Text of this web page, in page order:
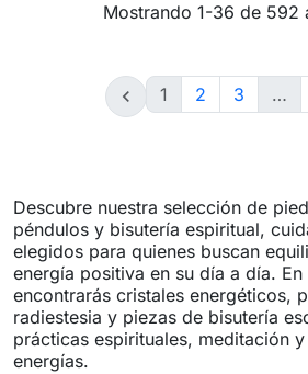
Mostrando 1-36 de 592
 1 2 3 …
Descubre nuestra selección de
péndulos y bisutería espiritual,
elegidos para quienes buscan
energía positiva en su día a día.
encontrarás cristales energéticos,
radiestesia y piezas de bisutería
prácticas espirituales, meditación
energías.